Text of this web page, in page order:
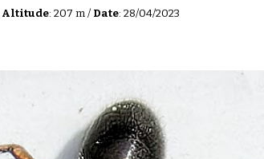
Altitude: 207 m / Date: 28/04/2023